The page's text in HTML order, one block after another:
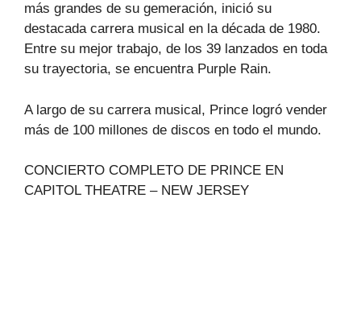
más grandes de su gemeración, inició su
destacada carrera musical en la década de 1980.
Entre su mejor trabajo, de los 39 lanzados en toda
su trayectoria, se encuentra Purple Rain.
A largo de su carrera musical, Prince logró vender
más de 100 millones de discos en todo el mundo.
CONCIERTO COMPLETO DE PRINCE EN
CAPITOL THEATRE – NEW JERSEY